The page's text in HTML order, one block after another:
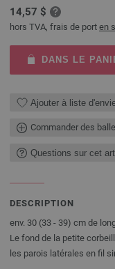
14,57 $
hors TVA, frais de port en
DANS LE
Ajouter à liste
Commander des
Questions sur cet
DESCRIPTION
env. 30 (33 - 39) cm de
Le fond de la petite
les parois latérales en fil